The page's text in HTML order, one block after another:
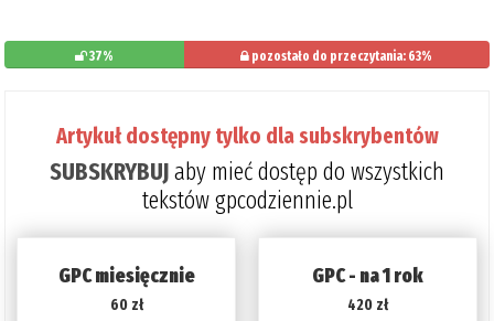
37% pozostało do przeczytania: 63%
Artykuł dostępny tylko dla subskrybentów
SUBSKRYBUJaby mieć dostęp do wszystkich
tekstów gpcodziennie.pl
GPC miesięcznie
60 zł
GPC - na 1 rok
420 zł